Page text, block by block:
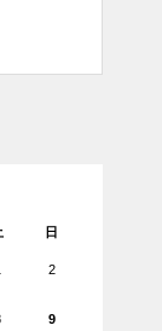
日
2
9